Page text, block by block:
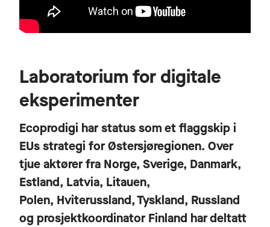
Laboratorium for digitale
eksperimenter
Ecoprodigi har status som et flaggskip i
EUs strategi for Østersjøregionen. Over
tjue aktører fra Norge, Sverige, Danmark,
Estland, Latvia, Litauen,
Polen, Hviterussland, Tyskland, Russland
og prosjektkoordinator Finland har deltatt